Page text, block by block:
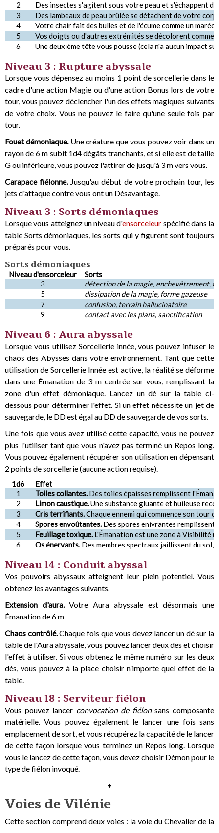
2
Des insectes s'agitent sous votre peau et s'échappent
3
Des lambeaux de peau brûlée se détachent de votre
4
Votre chair fait des bulles et de l'écume comme un
5
Vos doigts ou d'autres extrémités se décolorent comme
6
Une deuxième tête vous pousse (cela n'a aucun impact
Niveau 3 : Rupture abyssale
Lorsque vous dépensez au moins 1 point de sorcellerie dans le
cadre d'une action Magie ou d'une action Bonus lors de votre
tour, vous pouvez déclencher l'un des effets magiques suivants
de votre choix. Vous ne pouvez le faire qu'une seule fois par
tour.
Fouet démoniaque.Une créature que vous pouvez voir dans un
rayon de 6 m subit 1d4 dégâts tranchants, et si elle est de taille
G ou inférieure, vous pouvez l'attirer de jusqu'à 3 m vers vous.
Carapace fiélonne.Jusqu'au début de votre prochain tour, les
jets d'attaque contre vous ont un Désavantage.
Niveau 3 : Sorts démoniaques
Lorsque vous atteignez un niveau d'ensorceleur spécifié dans la
table Sorts démoniaques, les sorts qui y figurent sont toujours
préparés pour vous.
Sorts démoniaques
Niveau d'ensorceleur
Sorts
3
détection de la magie, enchevêtrement,
5
dissipation de la magie, forme gazeuse
7
confusion, terrain hallucinatoire
9
contact avec les plans, sanctification
Niveau 6 : Aura abyssale
Lorsque vous utilisez Sorcellerie innée, vous pouvez infuser le
chaos des Abysses dans votre environnement. Tant que cette
utilisation de Sorcellerie Innée est active, la réalité se déforme
dans une Émanation de 3 m centrée sur vous, remplissant la
zone d'un effet démoniaque. Lancez un dé sur la table ci-
dessous pour déterminer l'effet. Si un effet nécessite un jet de
sauvegarde, le DD est égal au DD de sauvegarde de vos sorts.
Une fois que vous avez utilisé cette capacité, vous ne pouvez
plus l'utiliser tant que vous n'avez pas terminé un Repos long.
Vous pouvez également récupérer son utilisation en dépensant
2 points de sorcellerie (aucune action requise).
1d6
Effet
1
Toiles collantes. Des toiles épaisses remplissent
2
Limon caustique.Une substance gluante et huileuse
3
Cris terrifiants.Chaque ennemi qui commence son tour
4
Spores envoûtantes.Des spores enivrantes remplissent
5
Feuillage toxique. L'Émanation est une zone à Visibilité
6
Os énervants.Des membres spectraux jaillissent du sol,
Niveau 14 : Conduit abyssal
Vos pouvoirs abyssaux atteignent leur plein potentiel. Vous
obtenez les avantages suivants.
Extension d'aura.Votre Aura abyssale est désormais une
Émanation de 6 m.
Chaos contrôlé.Chaque fois que vous devez lancer un dé sur la
table de l'Aura abyssale, vous pouvez lancer deux dés et choisir
l'effet à utiliser. Si vous obtenez le même numéro sur les deux
dés, vous pouvez à la place choisir n'importe quel effet de la
table.
Niveau 18 : Serviteur fiélon
Vous pouvez lancer convocation de fiélonsans composante
matérielle. Vous pouvez également le lancer une fois sans
emplacement de sort, et vous récupérez la capacité de le lancer
de cette façon lorsque vous terminez un Repos long. Lorsque
vous le lancez de cette façon, vous devez choisir Démon pour le
type de fiélon invoqué.
♦
Voies de Vilénie
Cette section comprend deux voies : la voie du Chevalier de la